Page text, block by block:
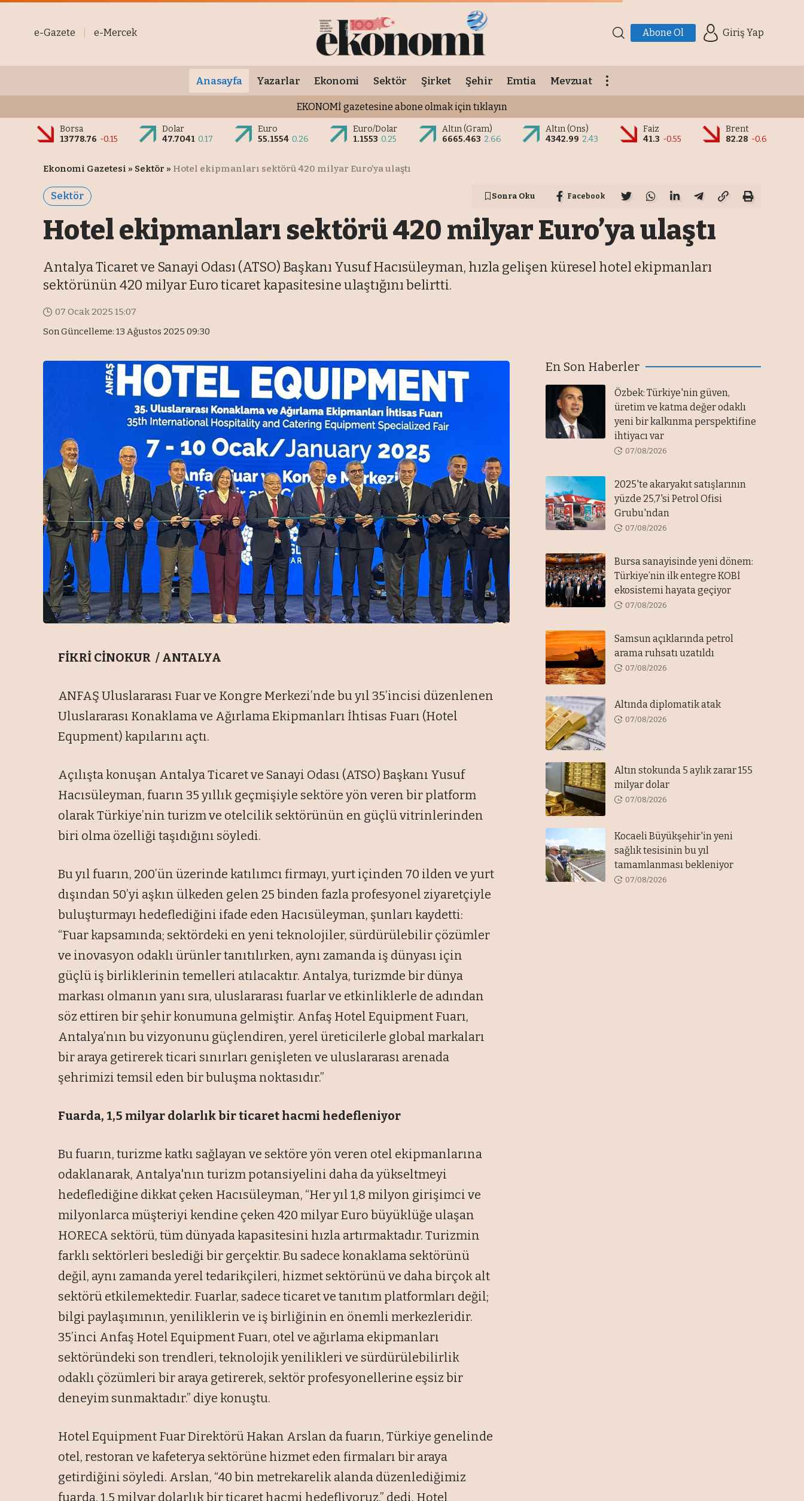
e-Gazete e-Mercek Abone Ol Giriş Yap
Anasayfa Yazarlar Ekonomi Sektör Şirket Şehir Emtia Mevzuat
EKONOMİ gazetesine abone olmak için tıklayın
Borsa
13778.76 -0.15
Dolar
47.7041 0.17
Euro
55.1554 0.26
Euro/Dolar
1.1553 0.25
Altın (Gram)
6665.463 2.66
Altın (Ons)
4342.99 2.43
Faiz
41.3 -0.55
Brent
82.28 -0.6
Ekonomi Gazetesi » Sektör » Hotel ekipmanları sektörü 420 milyar Euro’ya ulaştı
Sektör Sonra Oku Facebook
Hotel ekipmanları sektörü 420 milyar Euro’ya ulaştı
Antalya Ticaret ve Sanayi Odası (ATSO) Başkanı Yusuf Hacısüleyman, hızla gelişen küresel hotel ekipmanları
sektörünün 420 milyar Euro ticaret kapasitesine ulaştığını belirtti.
Son Güncelleme: 13 Ağustos 2025 09:30
07 Ocak 2025 15:07
FİKRİ CİNOKUR / ANTALYA
ANFAŞ Uluslararası Fuar ve Kongre Merkezi’nde bu yıl 35’incisi düzenlenen
Uluslararası Konaklama ve Ağırlama Ekipmanları İhtisas Fuarı (Hotel
Equpment) kapılarını açtı.
Açılışta konuşan Antalya Ticaret ve Sanayi Odası (ATSO) Başkanı Yusuf
Hacısüleyman, fuarın 35 yıllık geçmişiyle sektöre yön veren bir platform
olarak Türkiye’nin turizm ve otelcilik sektörünün en güçlü vitrinlerinden
biri olma özelliği taşıdığını söyledi.
Bu yıl fuarın, 200’ün üzerinde katılımcı firmayı, yurt içinden 70 ilden ve yurt
dışından 50’yi aşkın ülkeden gelen 25 binden fazla profesyonel ziyaretçiyle
buluşturmayı hedeflediğini ifade eden Hacısüleyman, şunları kaydetti:
“Fuar kapsamında; sektördeki en yeni teknolojiler, sürdürülebilir çözümler
ve inovasyon odaklı ürünler tanıtılırken, aynı zamanda iş dünyası için
güçlü iş birliklerinin temelleri atılacaktır. Antalya, turizmde bir dünya
markası olmanın yanı sıra, uluslararası fuarlar ve etkinliklerle de adından
söz ettiren bir şehir konumuna gelmiştir. Anfaş Hotel Equipment Fuarı,
Antalya’nın bu vizyonunu güçlendiren, yerel üreticilerle global markaları
bir araya getirerek ticari sınırları genişleten ve uluslararası arenada
şehrimizi temsil eden bir buluşma noktasıdır.”
Fuarda, 1,5 milyar dolarlık bir ticaret hacmi hedefleniyor
Bu fuarın, turizme katkı sağlayan ve sektöre yön veren otel ekipmanlarına
odaklanarak, Antalya'nın turizm potansiyelini daha da yükseltmeyi
hedeflediğine dikkat çeken Hacısüleyman, “Her yıl 1,8 milyon girişimci ve
milyonlarca müşteriyi kendine çeken 420 milyar Euro büyüklüğe ulaşan
HORECA sektörü, tüm dünyada kapasitesini hızla artırmaktadır. Turizmin
farklı sektörleri beslediği bir gerçektir. Bu sadece konaklama sektörünü
değil, aynı zamanda yerel tedarikçileri, hizmet sektörünü ve daha birçok alt
sektörü etkilemektedir. Fuarlar, sadece ticaret ve tanıtım platformları değil;
bilgi paylaşımının, yeniliklerin ve iş birliğinin en önemli merkezleridir.
35’inci Anfaş Hotel Equipment Fuarı, otel ve ağırlama ekipmanları
sektöründeki son trendleri, teknolojik yenilikleri ve sürdürülebilirlik
odaklı çözümleri bir araya getirerek, sektör profesyonellerine eşsiz bir
deneyim sunmaktadır.” diye konuştu.
Hotel Equipment Fuar Direktörü Hakan Arslan da fuarın, Türkiye genelinde
otel, restoran ve kafeterya sektörüne hizmet eden firmaları bir araya
getirdiğini söyledi. Arslan, “40 bin metrekarelik alanda düzenlediğimiz
fuarda, 1,5 milyar dolarlık bir ticaret hacmi hedefliyoruz.” dedi. Hotel
En Son Haberler
Özbek: Türkiye'nin güven,
üretim ve katma değer odaklı
yeni bir kalkınma perspektifine
ihtiyacı var
07/08/2026
2025'te akaryakıt satışlarının
yüzde 25,7'si Petrol Ofisi
Grubu'ndan
07/08/2026
Bursa sanayisinde yeni dönem:
Türkiye’nin ilk entegre KOBİ
ekosistemi hayata geçiyor
07/08/2026
Samsun açıklarında petrol
arama ruhsatı uzatıldı
07/08/2026
Altında diplomatik atak
07/08/2026
Altın stokunda 5 aylık zarar 155
milyar dolar
07/08/2026
Kocaeli Büyükşehir'in yeni
sağlık tesisinin bu yıl
tamamlanması bekleniyor
07/08/2026